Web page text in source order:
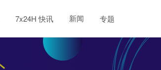
7x24H 快讯 新闻 专题